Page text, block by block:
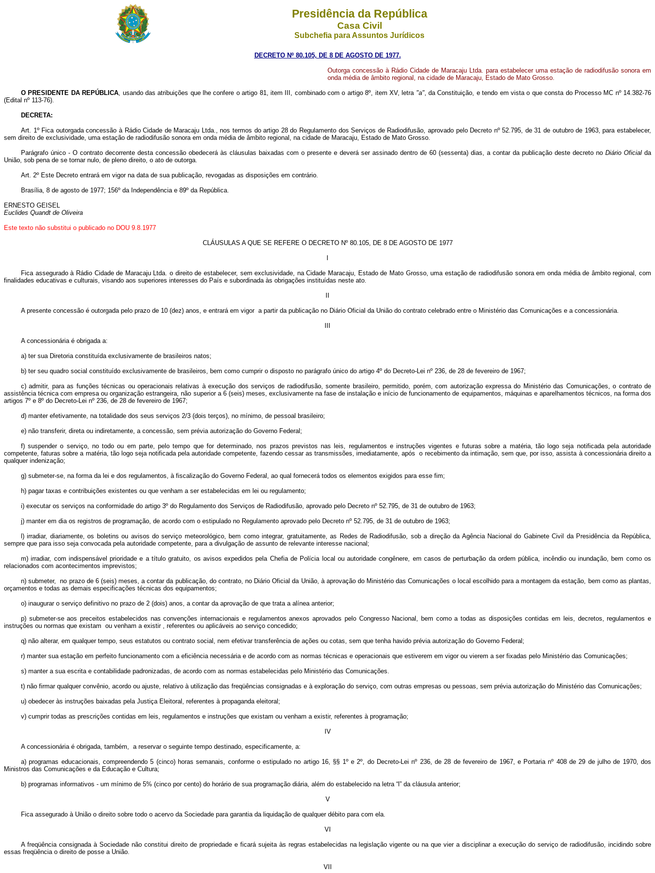
Presidência da República
Casa Civil
Subchefia para Assuntos Jurídicos
DECRETO Nº 80.105, DE 8 DE AGOSTO DE 1977.
Outorga concessão à Rádio Cidade de Maracaju Ltda. para estabelecer uma estação de radiodifusão sonora em
onda média de âmbito regional, na cidade de Maracaju, Estado de Mato Grosso.
O PRESIDENTE DA REPÚBLICA, usando das atribuições que lhe confere o artigo 81, item III, combinado com o artigo 8º, item XV, letra "a", da Constituição, e tendo em vista o que consta do Processo MC nº 14.382-76
(Edital nº 113-76).
DECRETA:
Art. 1º Fica outorgada concessão à Rádio Cidade de Maracaju Ltda., nos termos do artigo 28 do Regulamento dos Serviços de Radiodifusão, aprovado pelo Decreto nº 52.795, de 31 de outubro de 1963, para estabelecer,
sem direito de exclusividade, uma estação de radiodifusão sonora em onda média de âmbito regional, na cidade de Maracaju, Estado de Mato Grosso.
Parágrafo único - O contrato decorrente desta concessão obedecerá às cláusulas baixadas com o presente e deverá ser assinado dentro de 60 (sessenta) dias, a contar da publicação deste decreto no Diário Oficial da
União, sob pena de se tornar nulo, de pleno direito, o ato de outorga.
Art. 2º Este Decreto entrará em vigor na data de sua publicação, revogadas as disposições em contrário.
Brasília, 8 de agosto de 1977; 156º da Independência e 89º da República.
ERNESTO GEISEL
Euclides Quandt de Oliveira
Este texto não substitui o publicado no DOU 9.8.1977
CLÁUSULAS A QUE SE REFERE O DECRETO Nº 80.105, DE 8 DE AGOSTO DE 1977
Fica assegurado à Rádio Cidade de Maracaju Ltda. o direito de estabelecer, sem exclusividade, na Cidade Maracaju, Estado de Mato Grosso, uma estação de radiodifusão sonora em onda média de âmbito regional, com
finalidades educativas e culturais, visando aos superiores interesses do País e subordinada às obrigações instituídas neste ato.
A presente concessão é outorgada pelo prazo de 10 (dez) anos, e entrará em vigor a partir da publicação no Diário Oficial da União do contrato celebrado entre o Ministério das Comunicações e a concessionária.
A concessionária é obrigada a:
a) ter sua Diretoria constituída exclusivamente de brasileiros natos;
b) ter seu quadro social constituído exclusivamente de brasileiros, bem como cumprir o disposto no parágrafo único do artigo 4º do Decreto-Lei nº 236, de 28 de fevereiro de 1967;
c) admitir, para as funções técnicas ou operacionais relativas à execução dos serviços de radiodifusão, somente brasileiro, permitido, porém, com autorização expressa do Ministério das Comunicações, o contrato de
assistência técnica com empresa ou organização estrangeira, não superior a 6 (seis) meses, exclusivamente na fase de instalação e início de funcionamento de equipamentos, máquinas e aparelhamentos técnicos, na forma dos
artigos 7º e 8º do Decreto-Lei nº 236, de 28 de fevereiro de 1967;
d) manter efetivamente, na totalidade dos seus serviços 2/3 (dois terços), no mínimo, de pessoal brasileiro;
e) não transferir, direta ou indiretamente, a concessão, sem prévia autorização do Governo Federal;
f) suspender o serviço, no todo ou em parte, pelo tempo que for determinado, nos prazos previstos nas leis, regulamentos e instruções vigentes e futuras sobre a matéria, tão logo seja notificada pela autoridade
competente, faturas sobre a matéria, tão logo seja notificada pela autoridade competente, fazendo cessar as transmissões, imediatamente, após o recebimento da intimação, sem que, por isso, assista à concessionária direito a
qualquer indenização;
g) submeter-se, na forma da lei e dos regulamentos, à fiscalização do Governo Federal, ao qual fornecerá todos os elementos exigidos para esse fim;
h) pagar taxas e contribuições existentes ou que venham a ser estabelecidas em lei ou regulamento;
i) executar os serviços na conformidade do artigo 3º do Regulamento dos Serviços de Radiodifusão, aprovado pelo Decreto nº 52.795, de 31 de outubro de 1963;
j) manter em dia os registros de programação, de acordo com o estipulado no Regulamento aprovado pelo Decreto nº 52.795, de 31 de outubro de 1963;
l) irradiar, diariamente, os boletins ou avisos do serviço meteorológico, bem como integrar, gratuitamente, as Redes de Radiodifusão, sob a direção da Agência Nacional do Gabinete Civil da Presidência da República,
sempre que para isso seja convocada pela autoridade competente, para a divulgação de assunto de relevante interesse nacional;
m) irradiar, com indispensável prioridade e a título gratuito, os avisos expedidos pela Chefia de Polícia local ou autoridade congênere, em casos de perturbação da ordem pública, incêndio ou inundação, bem como os
relacionados com acontecimentos imprevistos;
n) submeter, no prazo de 6 (seis) meses, a contar da publicação, do contrato, no Diário Oficial da União, à aprovação do Ministério das Comunicações o local escolhido para a montagem da estação, bem como as plantas,
orçamentos e todas as demais especificações técnicas dos equipamentos;
o) inaugurar o serviço definitivo no prazo de 2 (dois) anos, a contar da aprovação de que trata a alínea anterior;
p) submeter-se aos preceitos estabelecidos nas convenções internacionais e regulamentos anexos aprovados pelo Congresso Nacional, bem como a todas as disposições contidas em leis, decretos, regulamentos e
instruções ou normas que existam ou venham a existir , referentes ou aplicáveis ao serviço concedido;
q) não alterar, em qualquer tempo, seus estatutos ou contrato social, nem efetivar transferência de ações ou cotas, sem que tenha havido prévia autorização do Governo Federal;
r) manter sua estação em perfeito funcionamento com a eficiência necessária e de acordo com as normas técnicas e operacionais que estiverem em vigor ou vierem a ser fixadas pelo Ministério das Comunicações;
s) manter a sua escrita e contabilidade padronizadas, de acordo com as normas estabelecidas pelo Ministério das Comunicações.
t) não firmar qualquer convênio, acordo ou ajuste, relativo à utilização das freqüências consignadas e à exploração do serviço, com outras empresas ou pessoas, sem prévia autorização do Ministério das Comunicações;
u) obedecer às instruções baixadas pela Justiça Eleitoral, referentes à propaganda eleitoral;
v) cumprir todas as prescrições contidas em leis, regulamentos e instruções que existam ou venham a existir, referentes à programação;
IV
A concessionária é obrigada, também, a reservar o seguinte tempo destinado, especificamente, a:
a) programas educacionais, compreendendo 5 (cinco) horas semanais, conforme o estipulado no artigo 16, §§ 1º e 2º, do Decreto-Lei nº 236, de 28 de fevereiro de 1967, e Portaria nº 408 de 29 de julho de 1970, dos
Ministros das Comunicações e da Educação e Cultura;
b) programas informativos - um mínimo de 5% (cinco por cento) do horário de sua programação diária, além do estabelecido na letra “l” da cláusula anterior;
V
Fica assegurado à União o direito sobre todo o acervo da Sociedade para garantia da liquidação de qualquer débito para com ela.
VI
A freqüência consignada à Sociedade não constitui direito de propriedade e ficará sujeita às regras estabelecidas na legislação vigente ou na que vier a disciplinar a execução do serviço de radiodifusão, incidindo sobre
essas freqüência o direito de posse a União.
VII